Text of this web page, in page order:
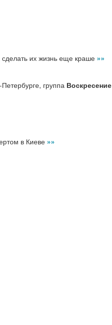
их жизнь еще краше »»
группа Воскресение
в Киеве »»